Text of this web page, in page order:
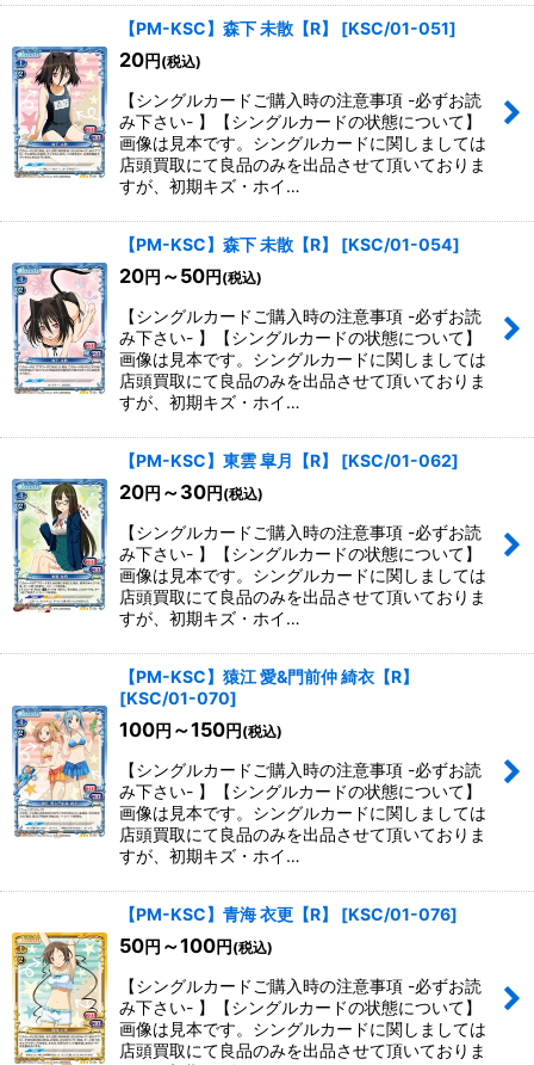
【PM-KSC】森下 未散【R】 [KSC/01-051]
20円 (税込)
【シングルカードご購入時の注意事項 -必ずお読
み下さい- 】【シングルカードの状態について】
画像は見本です。シングルカードに関しましては
店頭買取にて良品のみを出品させて頂いておりま
すが、初期キズ・ホイ…
【PM-KSC】森下 未散【R】 [KSC/01-054]
20円 ～50円 (税込)
【シングルカードご購入時の注意事項 -必ずお読
み下さい- 】【シングルカードの状態について】
画像は見本です。シングルカードに関しましては
店頭買取にて良品のみを出品させて頂いておりま
すが、初期キズ・ホイ…
【PM-KSC】東雲 皐月【R】 [KSC/01-062]
20円 ～30円 (税込)
【シングルカードご購入時の注意事項 -必ずお読
み下さい- 】【シングルカードの状態について】
画像は見本です。シングルカードに関しましては
店頭買取にて良品のみを出品させて頂いておりま
すが、初期キズ・ホイ…
【PM-KSC】猿江 愛&門前仲 綺衣【R】
[KSC/01-070]
100円 ～150円 (税込)
【シングルカードご購入時の注意事項 -必ずお読
み下さい- 】【シングルカードの状態について】
画像は見本です。シングルカードに関しましては
店頭買取にて良品のみを出品させて頂いておりま
すが、初期キズ・ホイ…
【PM-KSC】青海 衣更【R】 [KSC/01-076]
50円 ～100円 (税込)
【シングルカードご購入時の注意事項 -必ずお読
み下さい- 】【シングルカードの状態について】
画像は見本です。シングルカードに関しましては
店頭買取にて良品のみを出品させて頂いておりま